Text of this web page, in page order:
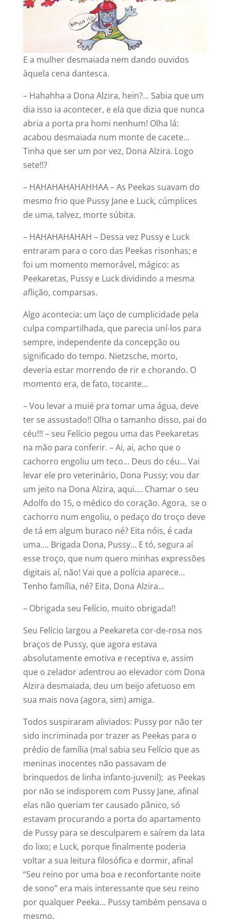
E a mulher desmaiada nem dando ouvidos
àquela cena dantesca.
– Hahahha a Dona Alzira, hein?… Sabia que um
dia isso ia acontecer, e ela que dizia que nunca
abria a porta pra homi nenhum! Olha lá:
acabou desmaiada num monte de cacete…
Tinha que ser um por vez, Dona Alzira. Logo
sete!!?
– HAHAHAHAHAHHAA – As Peekas suavam do
mesmo frio que Pussy Jane e Luck, cúmplices
de uma, talvez, morte súbita.
– HAHAHAHAHAH – Dessa vez Pussy e Luck
entraram para o coro das Peekas risonhas; e
foi um momento memorável, mágico: as
Peekaretas, Pussy e Luck dividindo a mesma
aflição, comparsas.
Algo acontecia: um laço de cumplicidade pela
culpa compartilhada, que parecia uní-los para
sempre, independente da concepção ou
significado do tempo. Nietzsche, morto,
deveria estar morrendo de rir e chorando. O
momento era, de fato, tocante…
– Vou levar a muié pra tomar uma água, deve
ter se assustado!! Olha o tamanho disso, pai do
céu!!! – seu Felício pegou uma das Peekaretas
na mão para conferir. – Ai, ai, acho que o
cachorro engoliu um teco… Deus do céu… Vai
levar ele pro veterinário, Dona Pussy; vou dar
um jeito na Dona Alzira, aqui…. Chamar o seu
Adolfo do 15, o médico do coração. Agora, se o
cachorro num engoliu, o pedaço do troço deve
de tá em algum buraco né? Eita nóis, é cada
uma…. Brigada Dona, Pussy… E tó, segura aí
esse troço, que num quero minhas expressões
digitais aí, não! Vai que a polícia aparece…
Tenho família, né? Eita, Dona Alzira…
– Obrigada seu Felício, muito obrigada!!
Seu Felício largou a Peekareta cor-de-rosa nos
braços de Pussy, que agora estava
absolutamente emotiva e receptiva e, assim
que o zelador adentrou ao elevador com Dona
Alzira desmaiada, deu um beijo afetuoso em
sua mais nova (agora, sim) amiga.
Todos suspiraram aliviados: Pussy por não ter
sido incriminada por trazer as Peekas para o
prédio de família (mal sabia seu Felício que as
meninas inocentes não passavam de
brinquedos de linha infanto-juvenil); as Peekas
por não se indisporem com Pussy Jane, afinal
elas não queriam ter causado pânico, só
estavam procurando a porta do apartamento
de Pussy para se desculparem e saírem da lata
do lixo; e Luck, porque finalmente poderia
voltar a sua leitura filosófica e dormir, afinal
“Seu reino por uma boa e reconfortante noite
de sono” era mais interessante que seu reino
por qualquer Peeka… Pussy também pensava o
mesmo.